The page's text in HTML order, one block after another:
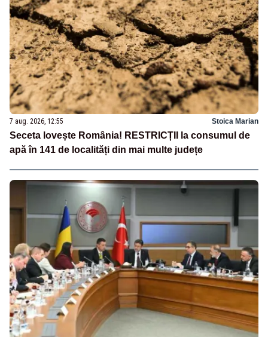
7 aug. 2026, 12:55 Stoica Marian
Seceta lovește România! RESTRICȚII la consumul de
apă în 141 de localități din mai multe județe